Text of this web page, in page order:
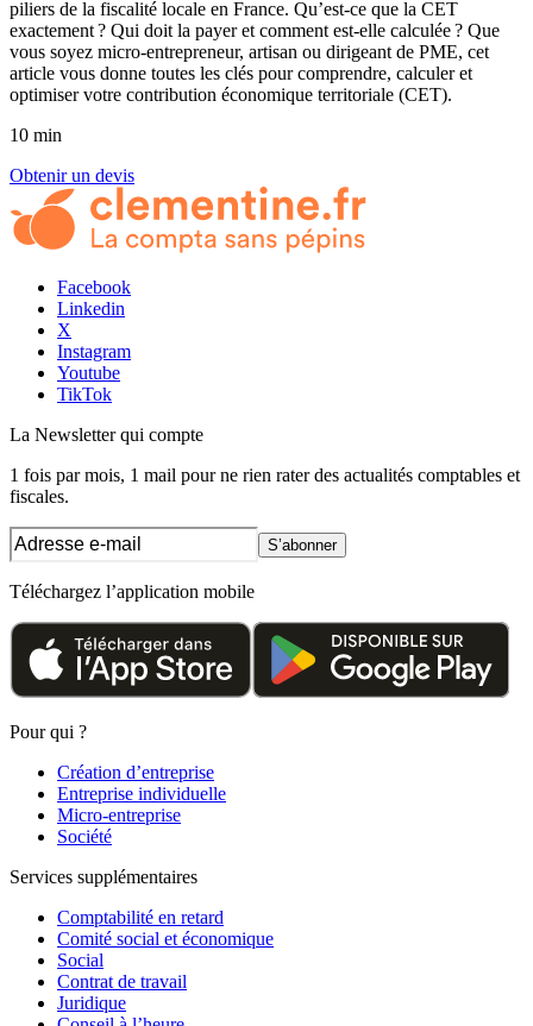
piliers de la fiscalité locale en France. Qu’est-ce que la CET
exactement ? Qui doit la payer et comment est-elle calculée ? Que
vous soyez micro-entrepreneur, artisan ou dirigeant de PME, cet
article vous donne toutes les clés pour comprendre, calculer et
optimiser votre contribution économique territoriale (CET).
10 min
Obtenir un devis
Facebook
Linkedin
X
Instagram
Youtube
TikTok
La Newsletterqui compte
1 fois par mois, 1 mail pour ne rien rater des actualités comptables et
fiscales.
S’abonner
Téléchargez l’application mobile
Pour qui ?
Création d’entreprise
Entreprise individuelle
Micro-entreprise
Société
Services supplémentaires
Comptabilité en retard
Comité social et économique
Social
Contrat de travail
Juridique